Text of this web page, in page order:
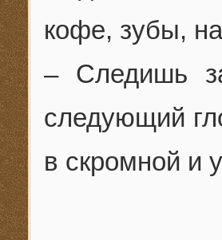
кофе, зубы,
– Следишь
следующий
в скромной и